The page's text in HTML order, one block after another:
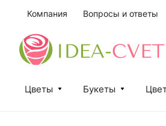
Компания Вопросы и ответы
Цветы Букеты